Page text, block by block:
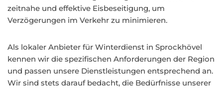
zeitnahe und effektive Eisbeseitigung, um
Verzögerungen im Verkehr zu minimieren.
Als lokaler Anbieter für Winterdienst in Sprockhövel
kennen wir die spezifischen Anforderungen der Region
und passen unsere Dienstleistungen entsprechend an.
Wir sind stets darauf bedacht, die Bedürfnisse unserer